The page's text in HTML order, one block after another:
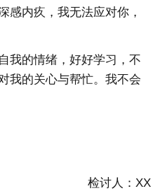
感内疚，我无法应对你，
我的情绪，好好学习，不
我的关心与帮忙。我不会
检讨人：XX